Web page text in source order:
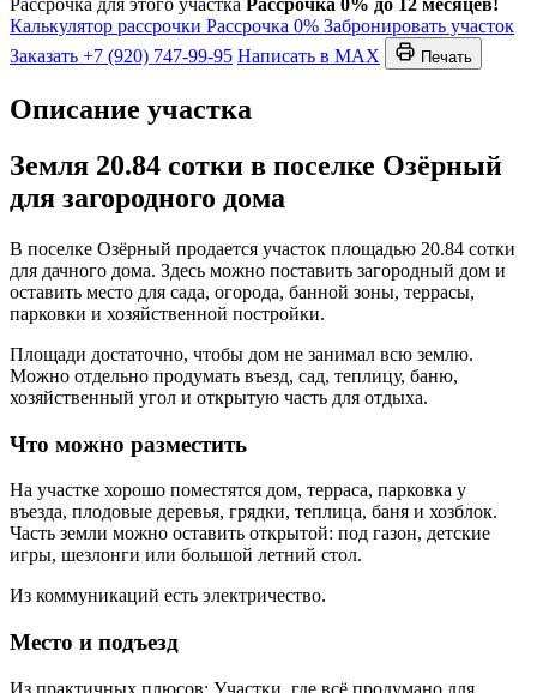
Рассрочка для этого участка Рассрочка 0% до 12 месяцев!
Калькулятор рассрочки Рассрочка 0% Забронировать участок
Заказать +7 (920) 747-99-95 Написать в MAX Печать
Описание участка
Земля 20.84 сотки в поселке Озёрный
для загородного дома
В поселке Озёрный продается участок площадью 20.84 сотки
для дачного дома. Здесь можно поставить загородный дом и
оставить место для сада, огорода, банной зоны, террасы,
парковки и хозяйственной постройки.
Площади достаточно, чтобы дом не занимал всю землю.
Можно отдельно продумать въезд, сад, теплицу, баню,
хозяйственный угол и открытую часть для отдыха.
Что можно разместить
На участке хорошо поместятся дом, терраса, парковка у
въезда, плодовые деревья, грядки, теплица, баня и хозблок.
Часть земли можно оставить открытой: под газон, детские
игры, шезлонги или большой летний стол.
Из коммуникаций есть электричество.
Место и подъезд
Из практичных плюсов: Участки, где всё продумано для